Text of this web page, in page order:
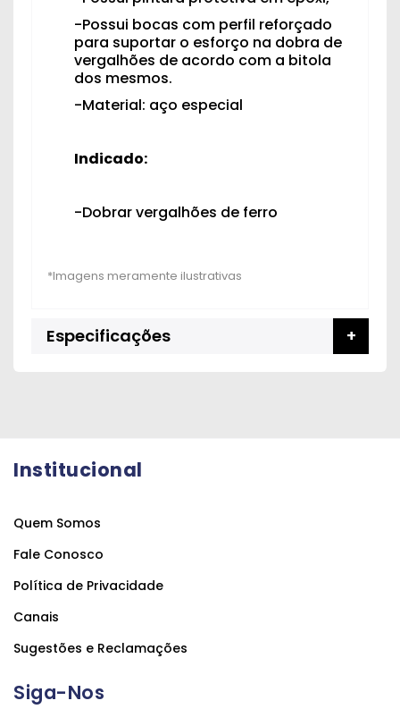
-Possui bocas com perfil reforçado
para suportar o esforço na dobra de
vergalhões de acordo com a bitola
dos mesmos.
-Material: aço especial
Indicado:
-Dobrar vergalhões de ferro
Especificações
Institucional
Quem Somos
Fale Conosco
Política de Privacidade
Canais
Sugestões e Reclamações
Siga-Nos